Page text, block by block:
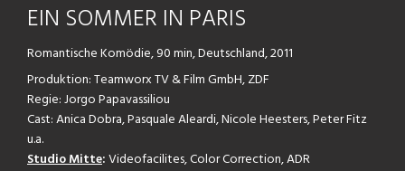
EIN SOMMER IN PARIS
Romantische Komödie, 90 min, Deutschland, 2011
Produktion: Teamworx TV & Film GmbH, ZDF
Regie: Jorgo Papavassiliou
Cast: Anica Dobra, Pasquale Aleardi, Nicole Heesters, Peter Fitz
u.a.
Studio Mitte:Videofacilites, Color Correction, ADR